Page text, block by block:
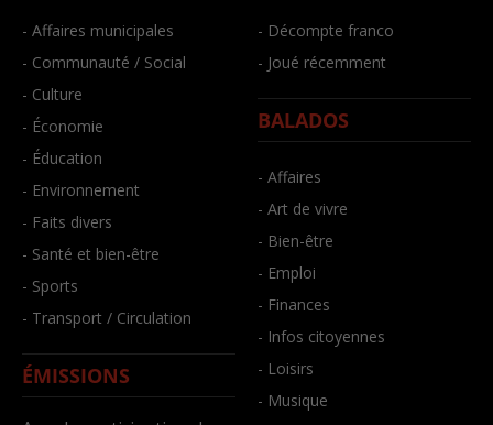
- Affaires municipales
- Communauté / Social
- Culture
- Économie
- Éducation
- Environnement
- Faits divers
- Santé et bien-être
- Sports
- Transport / Circulation
ÉMISSIONS
- Décompte franco
- Joué récemment
BALADOS
- Affaires
- Art de vivre
- Bien-être
- Emploi
- Finances
- Infos citoyennes
- Loisirs
- Musique